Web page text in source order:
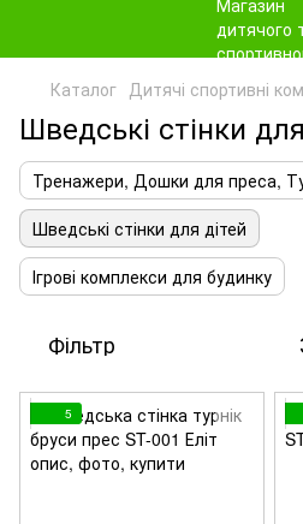
Каталог Дитячі спортивні
Шведські стінки
Шведські стінки для дітей
Ігрові комплекси для будинку
Фільтр
5